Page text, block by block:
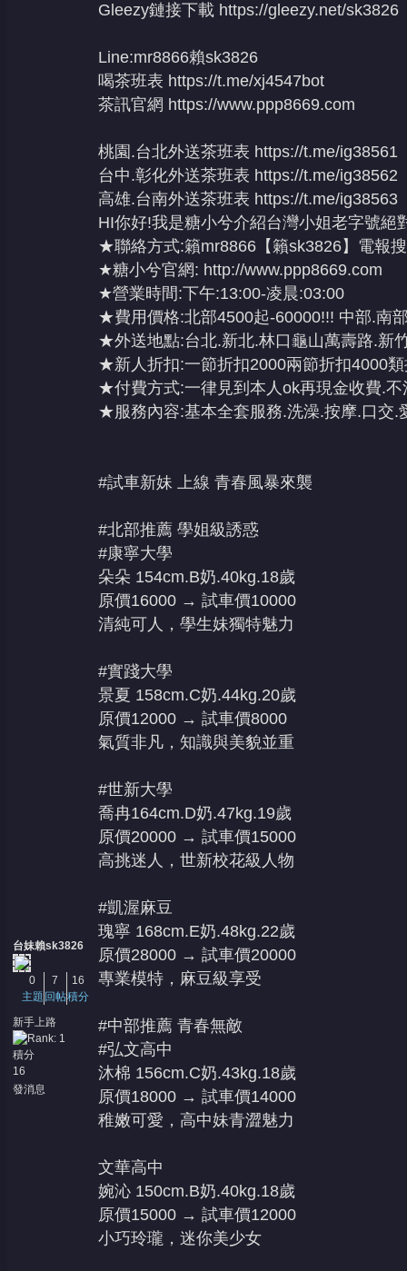
台妹賴sk3826
0
主題
7
回帖
16
積分
新手上路
積分
16
發消息
Gleezy鏈接下載 https://gleezy.net/sk3826
Line:mr8866賴sk3826
喝茶班表 https://t.me/xj4547bot
茶訊官網 https://www.ppp8669.com
桃園.台北外送茶班表 https://t.me/ig38561
台中.彰化外送茶班表 https://t.me/ig38562
高雄.台南外送茶班表 https://t.me/ig38563
HI你好!我是糖小兮介紹台灣小姐老字號絕
★聯絡方式:籟mr8866【籟sk3826】電報
★糖小兮官網: http://www.ppp8669.com
★營業時間:下午:13:00-凌晨:03:00
★費用價格:北部4500起-60000!!! 中部.南
★外送地點:台北.新北.林口龜山萬壽路.新
★新人折扣:一節折扣2000兩節折扣4000
★付費方式:一律見到本人ok再現金收費.
★服務內容:基本全套服務.洗澡.按摩.口交.
#試車新妹 上線 青春風暴來襲
#北部推薦 學姐級誘惑
#康寧大學
朵朵 154cm.B奶.40kg.18歲
原價16000 → 試車價10000
清純可人，學生妹獨特魅力
#實踐大學
景夏 158cm.C奶.44kg.20歲
原價12000 → 試車價8000
氣質非凡，知識與美貌並重
#世新大學
喬冉164cm.D奶.47kg.19歲
原價20000 → 試車價15000
高挑迷人，世新校花級人物
#凱渥麻豆
瑰寧 168cm.E奶.48kg.22歲
原價28000 → 試車價20000
專業模特，麻豆級享受
#中部推薦 青春無敵
#弘文高中
沐棉 156cm.C奶.43kg.18歲
原價18000 → 試車價14000
稚嫩可愛，高中妹青澀魅力
文華高中
婉沁 150cm.B奶.40kg.18歲
原價15000 → 試車價12000
小巧玲瓏，迷你美少女